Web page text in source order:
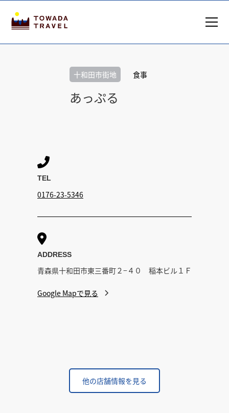
十和田市街地 食事
あっぷる

TEL
0176-23-5346

ADDRESS
青森県十和田市東三番町２−４０ 稲本ビル１Ｆ
Google Mapで見る
他の店舗情報を見る